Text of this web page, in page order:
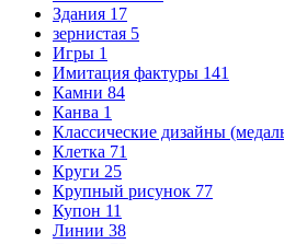
Здания 17
зернистая 5
Игры 1
Имитация фактуры 141
Камни 84
Канва 1
Классические дизайны
Клетка 71
Круги 25
Крупный рисунок 77
Купон 11
Линии 38